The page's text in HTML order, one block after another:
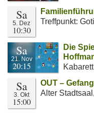
Sa
5. Dez
10:30
Treffpunkt:
Sa
21. Nov
20:15
Die
Sa
3. Okt
15:00
OUT –
Alter